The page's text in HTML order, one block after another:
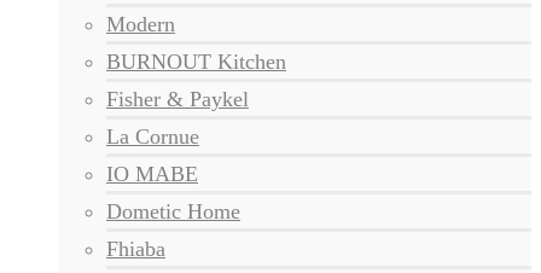
Modern
BURNOUT Kitchen
Fisher & Paykel
La Cornue
IO MABE
Dometic Home
Fhiaba